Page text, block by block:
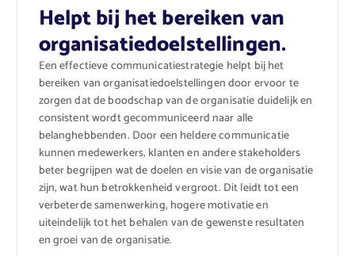
Helpt bij het bereiken van
organisatiedoelstellingen.
Een effectieve communicatiestrategie helpt bij het
bereiken van organisatiedoelstellingen door ervoor te
zorgen dat de boodschap van de organisatie duidelijk en
consistent wordt gecommuniceerd naar alle
belanghebbenden. Door een heldere communicatie
kunnen medewerkers, klanten en andere stakeholders
beter begrijpen wat de doelen en visie van de organisatie
zijn, wat hun betrokkenheid vergroot. Dit leidt tot een
verbeterde samenwerking, hogere motivatie en
uiteindelijk tot het behalen van de gewenste resultaten
en groei van de organisatie.